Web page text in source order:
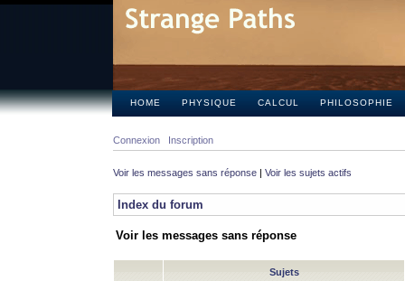
HOME PHYSIQUE CALCUL PHILOSOPHIE
Connexion Inscription
Voir les messages sans réponse | Voir les sujets actifs
Index du forum
Voir les messages sans réponse
Sujets